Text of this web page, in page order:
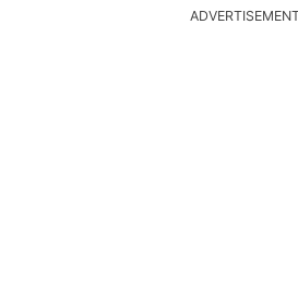
ADVERTISEMENT